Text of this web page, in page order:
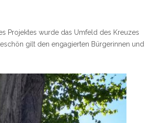
Projektes wurde das Umfeld des Kreuzes
gilt den engagierten Bürgerinnen und